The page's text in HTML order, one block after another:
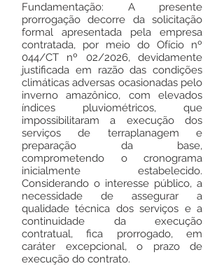
Fundamentação: A presente
prorrogação decorre da solicitação
formal apresentada pela empresa
contratada, por meio do Ofício nº
044/CT nº 02/2026, devidamente
justificada em razão das condições
climáticas adversas ocasionadas pelo
inverno amazônico, com elevados
índices pluviométricos, que
impossibilitaram a execução dos
serviços de terraplanagem e
preparação da base,
comprometendo o cronograma
inicialmente estabelecido.
Considerando o interesse público, a
necessidade de assegurar a
qualidade técnica dos serviços e a
continuidade da execução
contratual, fica prorrogado, em
caráter excepcional, o prazo de
execução do contrato.